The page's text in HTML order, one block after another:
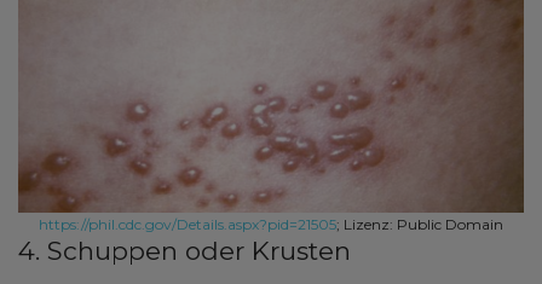
https://phil.cdc.gov/Details.aspx?pid=21505; Lizenz: Public Domain
4. Schuppen oder Krusten